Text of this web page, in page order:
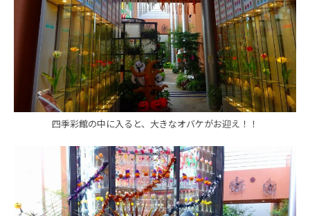
四季彩館の中に入ると、大きなオバケがお迎え！！